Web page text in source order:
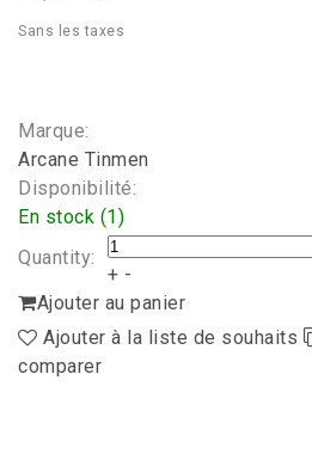
Sans les taxes
Marque:
Arcane Tinmen
Disponibilité:
En stock (1)
Quantity:
+ -
Ajouter au panier
Ajouter à la liste de souhaits
comparer